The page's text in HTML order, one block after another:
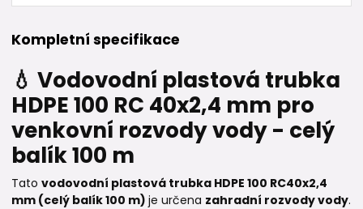
Kompletní specifikace
💧 Vodovodní plastová trubka
HDPE 100 RC 40x2,4 mm pro
venkovní rozvody vody - celý
balík 100 m
Tato vodovodní plastová trubka HDPE 100 RC40x2,4
mm (celý balík 100 m) je určena zahradní rozvody vody.